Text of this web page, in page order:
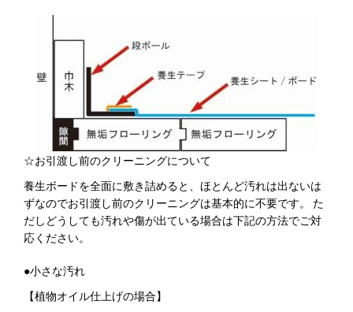
☆お引渡し前のクリーニングについて
養生ボードを全面に敷き詰めると、ほとんど汚れは出ないは
ずなのでお引渡し前のクリーニングは基本的に不要です。 た
だしどうしても汚れや傷が出ている場合は下記の方法でご対
応ください。
●小さな汚れ
【植物オイル仕上げの場合】